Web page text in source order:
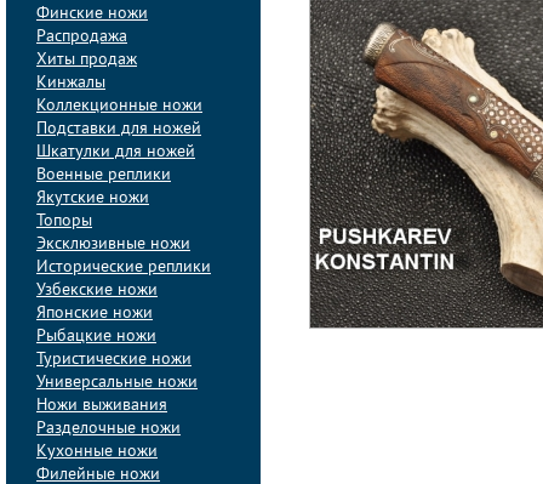
Финские ножи
Распродажа
Хиты продаж
Кинжалы
Коллекционные ножи
Подставки для ножей
Шкатулки для ножей
Военные реплики
Якутские ножи
Топоры
Эксклюзивные ножи
Исторические реплики
Узбекские ножи
Японские ножи
Рыбацкие ножи
Туристические ножи
Универсальные ножи
Ножи выживания
Разделочные ножи
Кухонные ножи
Филейные ножи